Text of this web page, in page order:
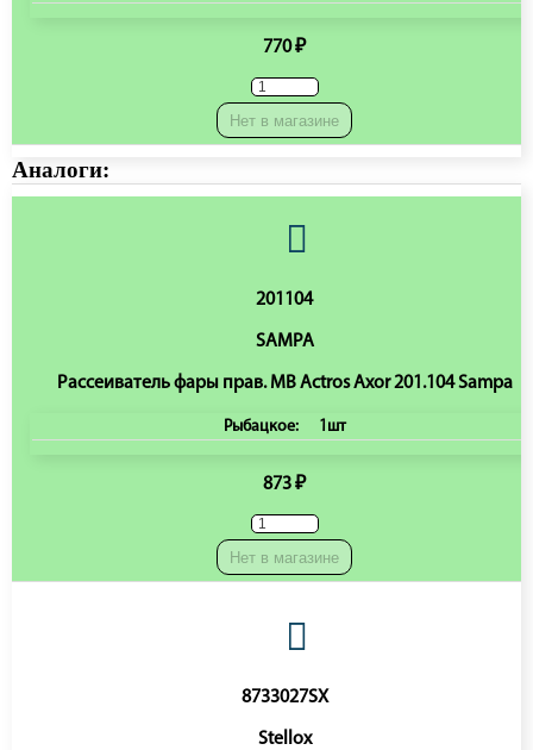
770 ₽
Нет в магазине
Аналоги:
201104
SAMPA
Рассеиватель фары прав. MB Actros Axor 201.104 Sampa
Рыбацкое: 1шт
873 ₽
Нет в магазине
8733027SX
Stellox